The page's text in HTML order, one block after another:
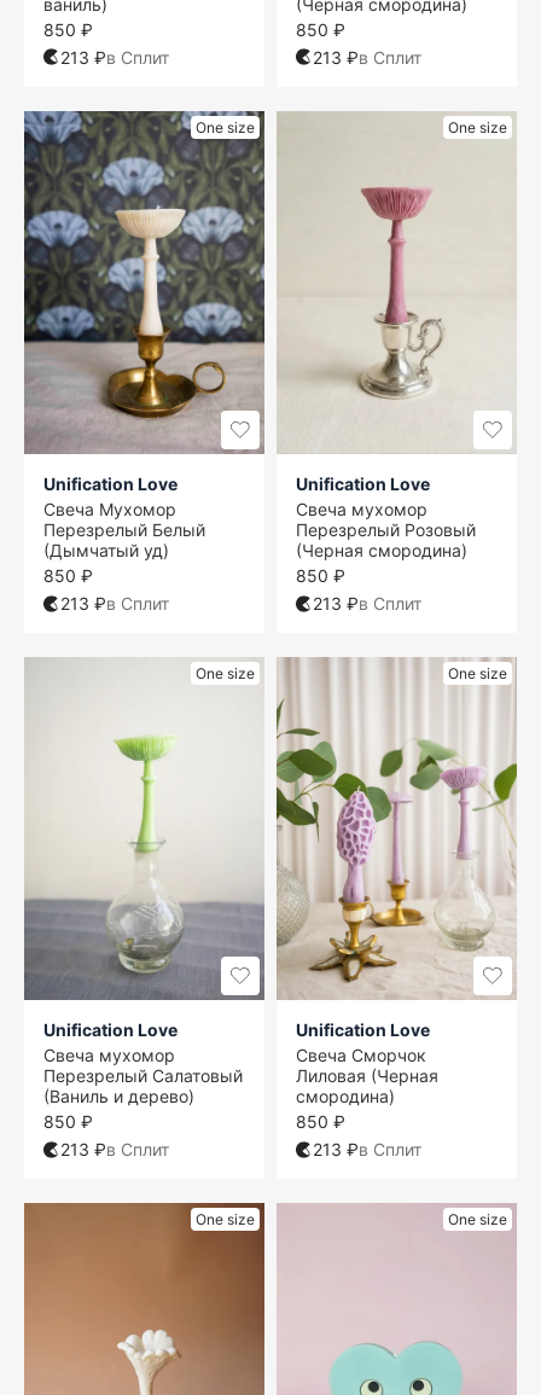
850 ₽
213 ₽в Сплит
850 ₽
213 ₽в Сплит
One size
Unification Love
Свеча Мухомор
Перезрелый Белый
(Дымчатый уд)
850 ₽
213 ₽в Сплит
One size
Unification Love
Свеча мухомор
Перезрелый Розовый
(Черная смородина)
850 ₽
213 ₽в Сплит
One size
Unification Love
Свеча мухомор
Перезрелый Салатовый
(Ваниль и дерево)
850 ₽
213 ₽в Сплит
One size
Unification Love
Свеча Сморчок
Лиловая (Черная
смородина)
850 ₽
213 ₽в Сплит
One size One size